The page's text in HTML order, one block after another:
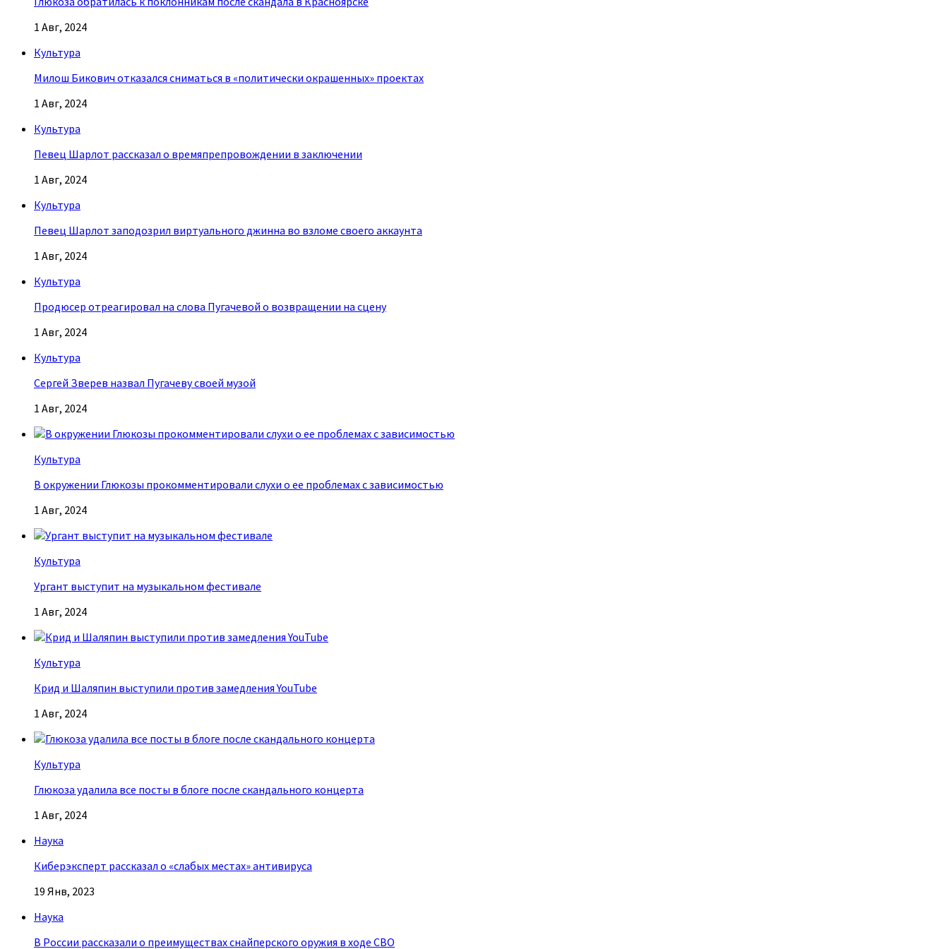
1 Авг, 2024
Культура
Милош Бикович отказался сниматься в «политически окрашенных» проектах
1 Авг, 2024
Культура
Певец Шарлот рассказал о времяпрепровождении в заключении
1 Авг, 2024
Культура
Певец Шарлот заподозрил виртуального джинна во взломе своего аккаунта
1 Авг, 2024
Культура
Продюсер отреагировал на слова Пугачевой о возвращении на сцену
1 Авг, 2024
Культура
Сергей Зверев назвал Пугачеву своей музой
1 Авг, 2024
Культура
В окружении Глюкозы прокомментировали слухи о ее проблемах с зависимостью
1 Авг, 2024
Культура
Ургант выступит на музыкальном фестивале
1 Авг, 2024
Культура
Крид и Шаляпин выступили против замедления YouTube
1 Авг, 2024
Культура
Глюкоза удалила все посты в блоге после скандального концерта
1 Авг, 2024
Наука
Киберэксперт рассказал о «слабых местах» антивируса
19 Янв, 2023
Наука
В России рассказали о преимуществах снайперского оружия в ходе СВО